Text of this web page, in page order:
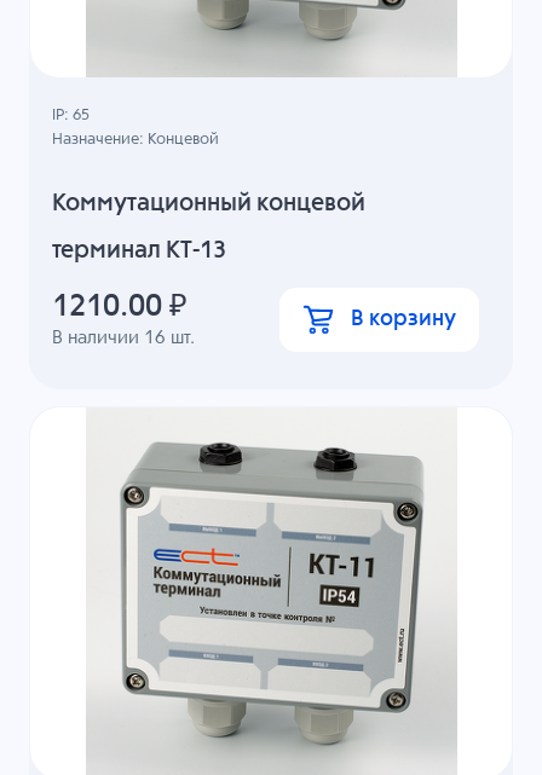
Коммутационный концевой
терминал КТ-13
В наличии 16 шт.
IP: 65
Назначение: Концевой
1210.00 ₽ В корзину